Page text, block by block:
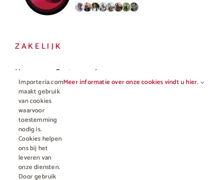
ZAKELIJK
Horeca en Gastronomie
Vakhandel
Importeria.com
maakt gebruik
van cookies
waarvoor
toestemming
nodig is.
Cookies helpen
ons bij het
leveren van
onze diensten.
Door gebruik
Meer informatie over onze cookies vindt u hier.